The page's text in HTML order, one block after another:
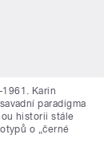
Karin
paradigma
historii stále
o „černé